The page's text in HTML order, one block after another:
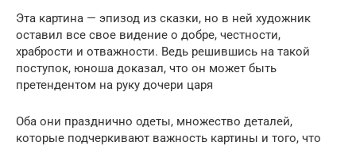
Эта картина — эпизод из сказки, но в ней художник
оставил все свое видение о добре, честности,
храбрости и отважности. Ведь решившись на такой
поступок, юноша доказал, что он может быть
претендентом на руку дочери царя
Оба они празднично одеты, множество деталей,
которые подчеркивают важность картины и того, что